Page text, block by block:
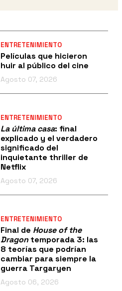
ENTRETENIMIENTO
Películas que hicieron
huir al público del cine
Agosto 07, 2026
ENTRETENIMIENTO
La última casa: final
explicado y el verdadero
significado del
inquietante thriller de
Netflix
Agosto 07, 2026
ENTRETENIMIENTO
Final de House of the
Dragontemporada 3: las
8 teorías que podrían
cambiar para siempre la
guerra Targaryen
Agosto 06, 2026